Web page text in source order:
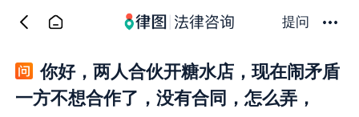
提问
你好，两人合伙开糖水店，现在闹矛盾
一方不想合作了，没有合同，怎么弄，